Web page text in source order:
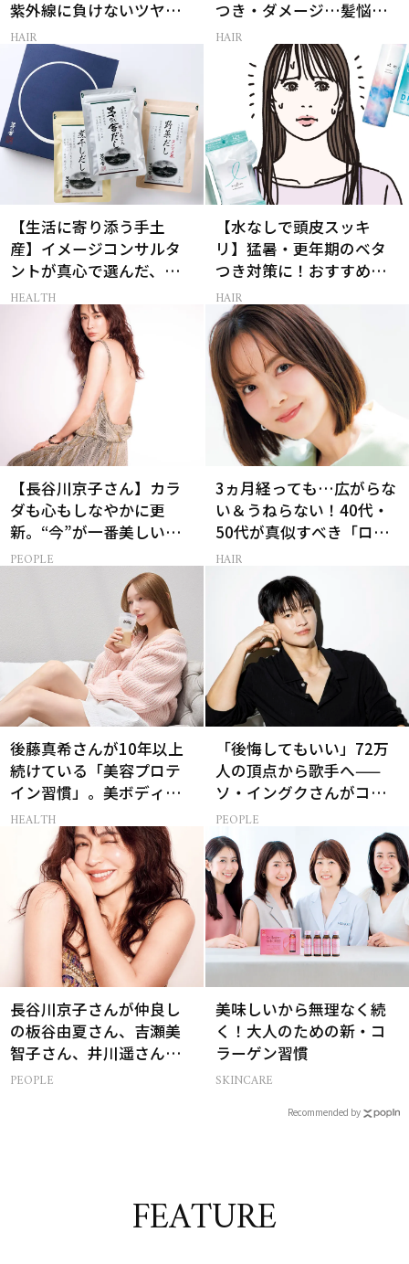
紫外線に負けないツヤ美
髪ケア
HAIR
つき・ダメージ…髪悩み
から選ぶベスコス受賞コ
HAIR
【生活に寄り添う手土
産】イメージコンサルタ
ントが真心で選んだ、相
手に本当に喜ばれるギフ
HEALTH
【水なしで頭皮スッキ
リ】猛暑・更年期のベタ
つき対策に！おすすめ最
新ドライシャンプー4選
HAIR
【長谷川京子さん】カラ
ダも心もしなやかに更
新。“今”が一番美しい
［特別画像集］
PEOPLE
3ヵ月経っても…広がらな
い＆うねらない！40代・
50代が真似すべき「ロー
レイヤーボブ」
HAIR
後藤真希さんが10年以上
続けている「美容プロテ
イン習慣」。美ボディを
支える朝ルーティンと
HEALTH
「後悔してもいい」72万
人の頂点から歌手へ——
ソ・イングクさんがコツ
コツ頑張れる原動力とは
PEOPLE
長谷川京子さんが仲良し
の板谷由夏さん、吉瀬美
智子さん、井川遥さんと
集まる理由は…
PEOPLE
美味しいから無理なく続
く！大人のための新・コ
ラーゲン習慣
SKINCARE
Recommended by
FEATURE